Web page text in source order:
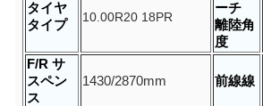
タイヤ
タイプ
10.00R20 18PR
ーチ
離陸角
度
F/R サ
スペン
ス
1430/2870mm 前線線